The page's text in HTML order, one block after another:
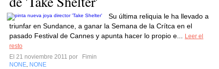
Su última reliquia le ha llevado a
triunfar en Sundance, a ganar la Semana de la Crítca en el
pasado Festival de Cannes y apunta hacer lo propio e...
Leer el
resto
El 21 noviembre 2011 por
Fimin
NONE NONE